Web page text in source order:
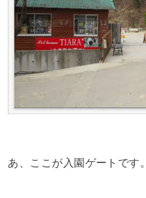
あ、ここが入園ゲートです。